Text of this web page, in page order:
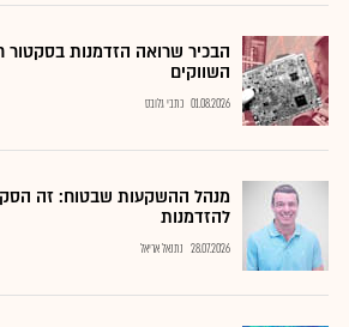
הבכיר שרואה הזדמנות בסקטור
השווקים
01.08.2026 כתבי גלובס
מנהל ההשקעות שבטוח: זה
להזדמנות
28.07.2026 נתנאל אריאל